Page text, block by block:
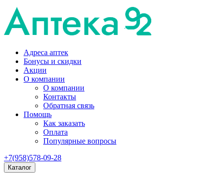
Адреса аптек
Бонусы и скидки
Акции
О компании
О компании
Контакты
Обратная связь
Помощь
Как заказать
Оплата
Популярные вопросы
+7(958)578-09-28
Каталог